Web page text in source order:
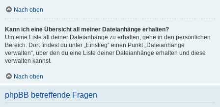
Nach oben
Kann ich eine Übersicht all meiner Dateianhänge erhalten?
Um eine Liste all deiner Dateianhänge zu erhalten, gehe in den persönlichen
Bereich. Dort findest du unter „Einstieg“ einen Punkt „Dateianhänge
verwalten“, über den du eine Liste deiner Dateianhänge erhalten und diese
verwalten kannst.
Nach oben
phpBB betreffende Fragen